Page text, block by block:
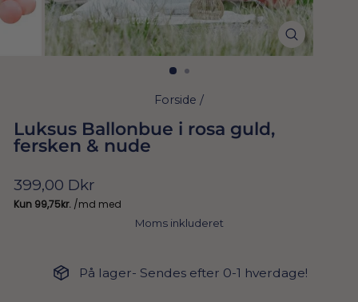
Forside /
Luksus Ballonbue i rosa guld,
fersken & nude
Normal
pris
399,00 Dkr
Moms inkluderet
På lager- Sendes efter 0-1 hverdage!